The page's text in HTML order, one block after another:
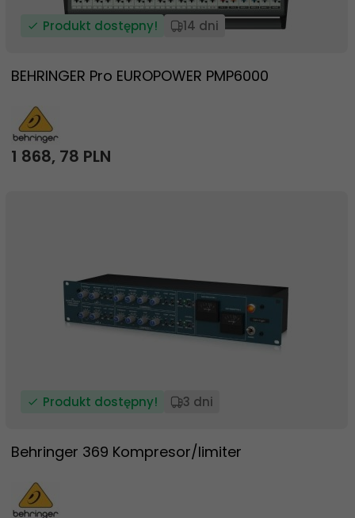
Produkt dostępny! 14 dni
BEHRINGER Pro EUROPOWER PMP6000
1 868, 78 PLN
Produkt dostępny! 3 dni
Behringer 369 Kompresor/limiter